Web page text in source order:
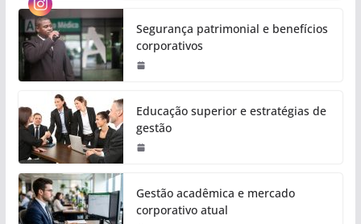
Segurança patrimonial e benefícios
corporativos
Educação superior e estratégias de
gestão
Gestão acadêmica e mercado
corporativo atual